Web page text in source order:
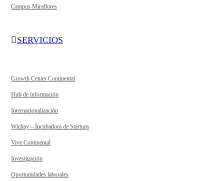
Campus Miraflores
SERVICIOS
Growth Center Continental
Hub de información
Internacionalización
Wichay – Incubadora de Startups
Vive Continental
Investigación
Oportunidades laborales